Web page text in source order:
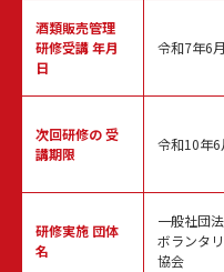
酒類販売管理
研修受講 年月
日
次回研修の受
講期限
研修実施 団体
名
令和7年6
令和10年6
一般社団
ボランタ
協会